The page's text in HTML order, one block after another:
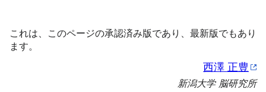
これは、このページの承認済み版であり、最新版でもあり
ます。
西澤 正豊
新潟大学 脳研究所